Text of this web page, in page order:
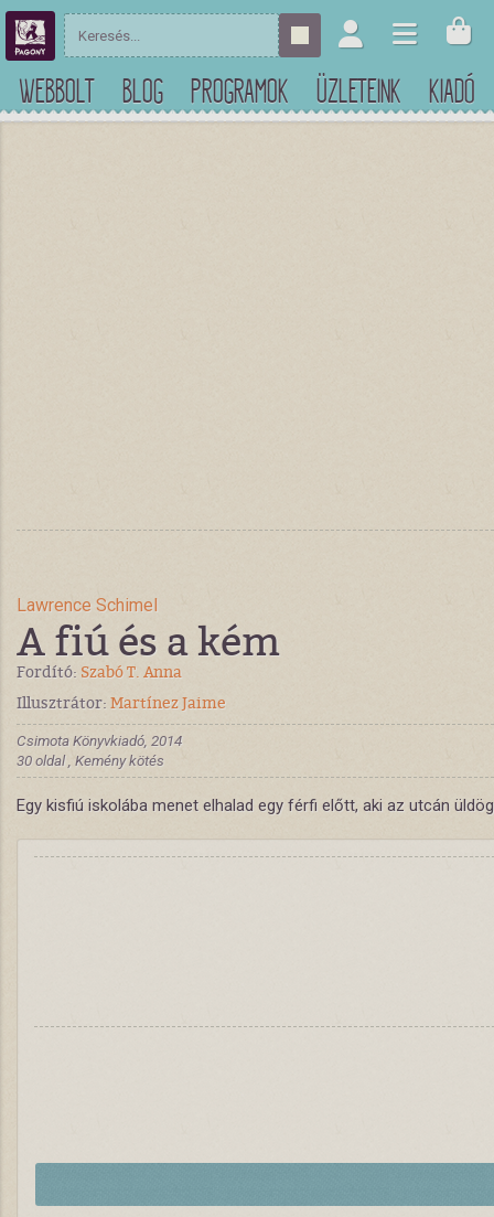
WEBBOLT BLOG PROGRAMOK ÜZLETEINK KIADÓ
Lawrence Schimel
A fiú és a kém
Fordító: Szabó T. Anna
Illusztrátor: Martínez Jaime
Csimota Könyvkiadó, 2014
30 oldal , Kemény kötés
Egy kisfiú iskolába menet elhalad egy férfi előtt, aki az utcán